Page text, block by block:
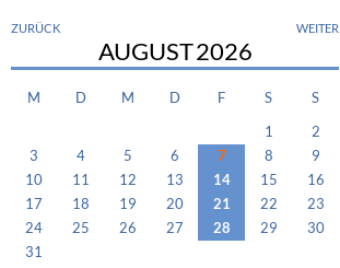
ZURÜCK WEITER
AUGUST2026
M D M D F S S
1
2
3
4 5 6 7 8
9
10
11 12 13 14 15
16
17
18 19 20 21 22
23
24
25 26 27 28 29
30
31